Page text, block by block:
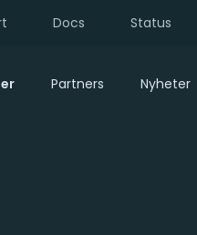
Docs Status
Partners Nyheter